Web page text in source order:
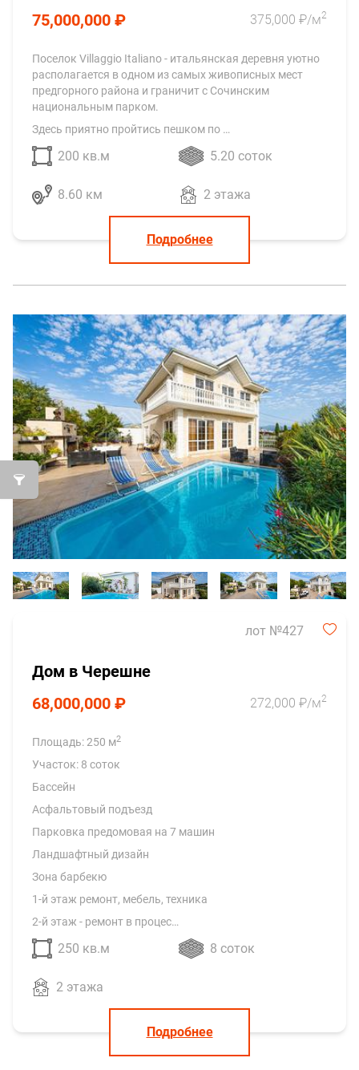
75,000,000 ₽
375,000 ₽/м2
Поселок Villaggio Italiano - итальянская деревня уютно
располагается в одном из самых живописных мест
предгорного района и граничит с Сочинским
национальным парком.
Здесь приятно пройтись пешком по …
200 кв.м 5.20 соток
8.60 км 2 этажа
Подробнее
лот №427
Дом в Черешне
68,000,000 ₽
272,000 ₽/м2
Площадь: 250 м2
Участок: 8 соток
Бассейн
Асфальтовый подъезд
Парковка предомовая на 7 машин
Ландшафтный дизайн
Зона барбекю
1-й этаж ремонт, мебель, техника
2-й этаж - ремонт в процес…
250 кв.м 8 соток
2 этажа
Подробнее